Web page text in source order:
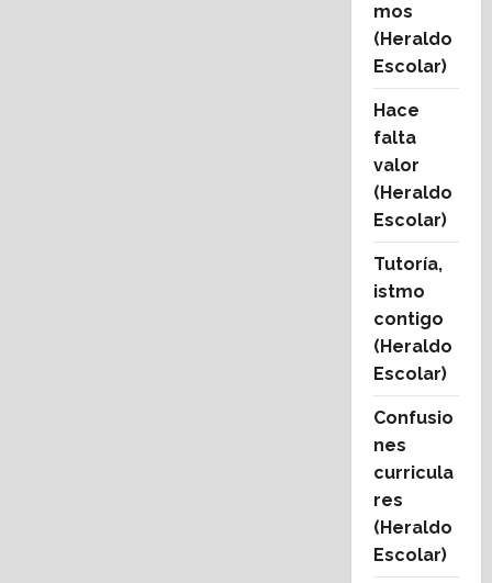
mos
(Heraldo
Escolar)
Hace
falta
valor
(Heraldo
Escolar)
Tutoría,
istmo
contigo
(Heraldo
Escolar)
Confusio
nes
curricula
res
(Heraldo
Escolar)